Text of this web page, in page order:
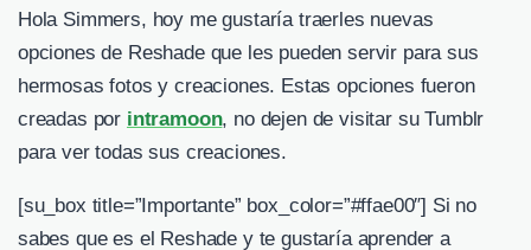
Hola Simmers, hoy me gustaría traerles nuevas
opciones de Reshade que les pueden servir para sus
hermosas fotos y creaciones. Estas opciones fueron
creadas por intramoon, no dejen de visitar su Tumblr
para ver todas sus creaciones.
[su_box title=”Importante” box_color=”#ffae00″] Si no
sabes que es el Reshade y te gustaría aprender a